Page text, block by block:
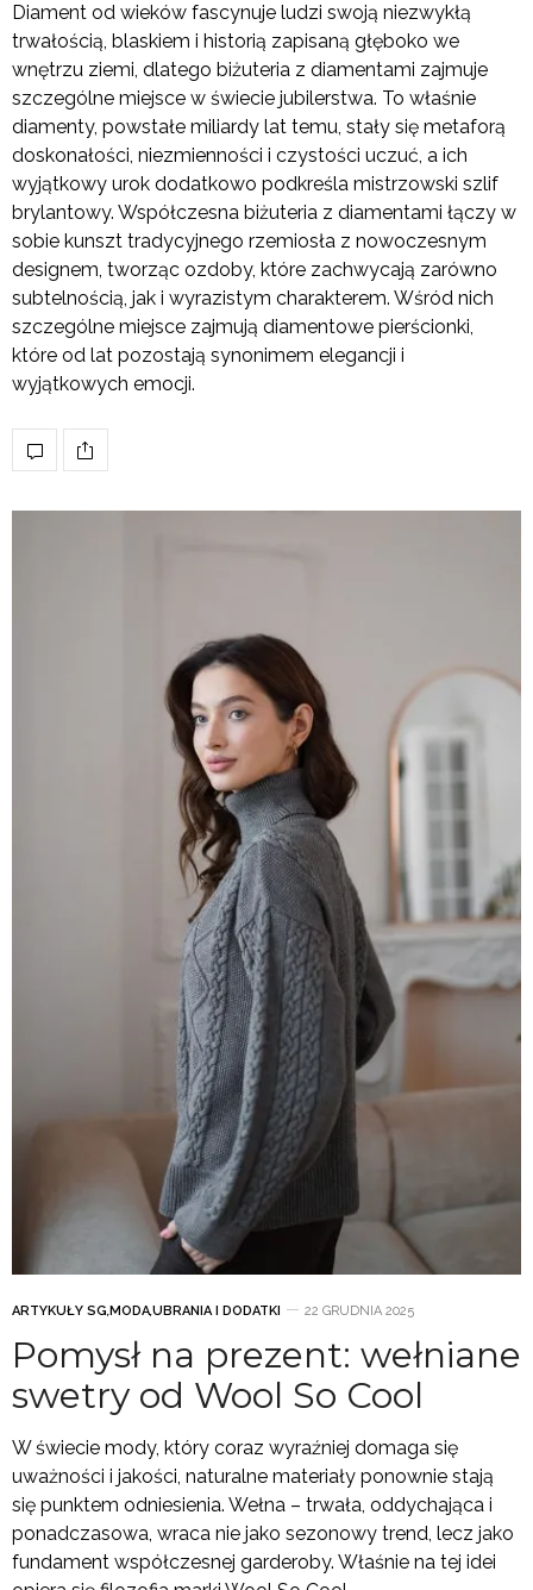
Diament od wieków fascynuje ludzi swoją niezwykłą
trwałością, blaskiem i historią zapisaną głęboko we
wnętrzu ziemi, dlatego biżuteria z diamentami zajmuje
szczególne miejsce w świecie jubilerstwa. To właśnie
diamenty, powstałe miliardy lat temu, stały się metaforą
doskonałości, niezmienności i czystości uczuć, a ich
wyjątkowy urok dodatkowo podkreśla mistrzowski szlif
brylantowy. Współczesna biżuteria z diamentami łączy w
sobie kunszt tradycyjnego rzemiosła z nowoczesnym
designem, tworząc ozdoby, które zachwycają zarówno
subtelnością, jak i wyrazistym charakterem. Wśród nich
szczególne miejsce zajmują diamentowe pierścionki,
które od lat pozostają synonimem elegancji i
wyjątkowych emocji.
ARTYKUŁY SG,MODA,UBRANIA I DODATKI 22 GRUDNIA 2025
Pomysł na prezent: wełniane
swetry od Wool So Cool
W świecie mody, który coraz wyraźniej domaga się
uważności i jakości, naturalne materiały ponownie stają
się punktem odniesienia. Wełna – trwała, oddychająca i
ponadczasowa, wraca nie jako sezonowy trend, lecz jako
fundament współczesnej garderoby. Właśnie na tej idei